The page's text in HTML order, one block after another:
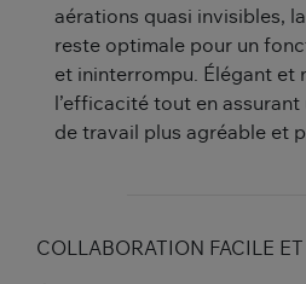
aérations quasi invisibles,
reste optimale pour un
et ininterrompu. Élégant et
l’efficacité tout en
de travail plus agréable et
COLLABORATION FACILE